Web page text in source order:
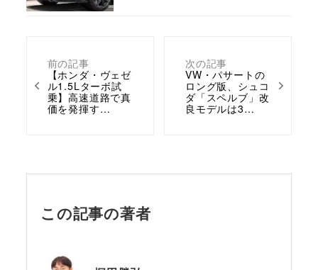
前の記事
【ホンダ・ヴェゼ
ル1.5Lターボ試
乗】高速道路で真
価を発揮す…
次の記事
VW・パサートの
ロング版、シュコ
ダ「スペルブ」改
良モデルは3…
この記事の著者